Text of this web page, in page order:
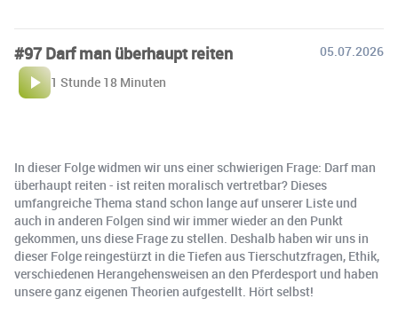
#97 Darf man überhaupt reiten
05.07.2026
1 Stunde 18 Minuten
In dieser Folge widmen wir uns einer schwierigen Frage: Darf man
überhaupt reiten - ist reiten moralisch vertretbar? Dieses
umfangreiche Thema stand schon lange auf unserer Liste und
auch in anderen Folgen sind wir immer wieder an den Punkt
gekommen, uns diese Frage zu stellen. Deshalb haben wir uns in
dieser Folge reingestürzt in die Tiefen aus Tierschutzfragen, Ethik,
verschiedenen Herangehensweisen an den Pferdesport und haben
unsere ganz eigenen Theorien aufgestellt. Hört selbst!